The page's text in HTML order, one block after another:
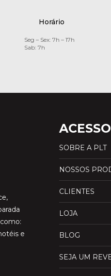
Horário
Seg – Sex: 7h – 17h
Sab: 7h
e
SOBRE A PLT
NOSSOS
CLIENTES
LOJA
BLOG
SEJA UM